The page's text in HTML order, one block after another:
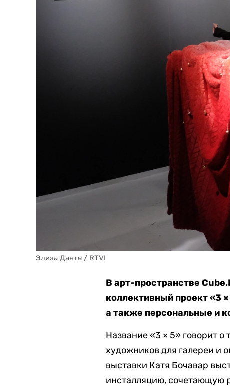
Элиза Данте / RTVI
В арт-пространстве
коллективный проект «3
а также персональные и
Название «3 × 5» говорит о
художников для галереи и
выставки Катя Бочавар
инсталляцию, сочетающую